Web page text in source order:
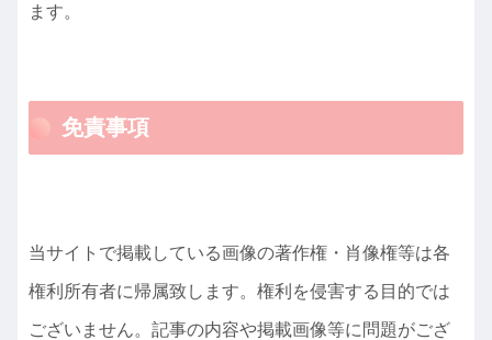
ます。
免責事項
当サイトで掲載している画像の著作権・肖像権等は各
権利所有者に帰属致します。権利を侵害する目的では
ございません。記事の内容や掲載画像等に問題がござ